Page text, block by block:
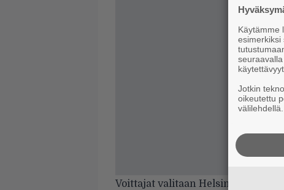
Voittajat valitaan Helsingin
Käytämme
esimerkiksi
Jotkin
oikeutettu
välilehdellä.